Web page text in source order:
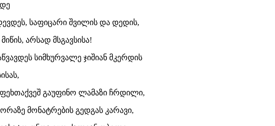
საფიცარი შვილის და დედის,
არსად მსგავსისა!
სიმხურვალე ჯიშიან მკერდის
გაუფინო ლამაზი ჩრდილი,
მონატრების გედგას კარავი,